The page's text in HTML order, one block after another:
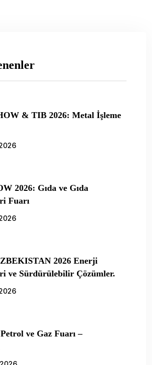
& TIB 2026: Metal İşleme
2026: Gıda ve Gıda
Fuarı
2026 Enerji
ve Sürdürülebilir Çözümler.
ve Gaz Fuarı –